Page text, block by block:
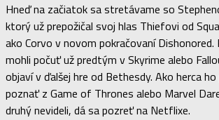
Hneď na začiatok sa stretávame so
ktorý už prepožičal svoj hlas Thiefovi od
ako Corvo v novom pokračovaní Dishonored.
mohli počuť už predtým v Skyrime alebo
objaví v ďalšej hre od Bethesdy. Ako herca
poznať z Game of Thrones alebo Marvel
druhý nevideli, dá sa pozreť na Netflixe.